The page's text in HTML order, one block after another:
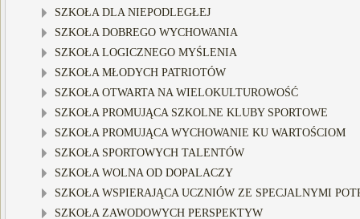
SZKOŁA DLA NIEPODLEGŁEJ
SZKOŁA DOBREGO WYCHOWANIA
SZKOŁA LOGICZNEGO MYŚLENIA
SZKOŁA MŁODYCH PATRIOTÓW
SZKOŁA OTWARTA NA WIELOKULTUROWOŚĆ
SZKOŁA PROMUJĄCA SZKOLNE KLUBY SPORTOWE
SZKOŁA PROMUJĄCA WYCHOWANIE KU WARTOŚCIOM
SZKOŁA SPORTOWYCH TALENTÓW
SZKOŁA WOLNA OD DOPALACZY
SZKOŁA WSPIERAJĄCA UCZNIÓW ZE SPECJALNYMI
SZKOŁA ZAWODOWYCH PERSPEKTYW